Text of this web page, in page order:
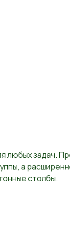
любых задач.
а
столбы.